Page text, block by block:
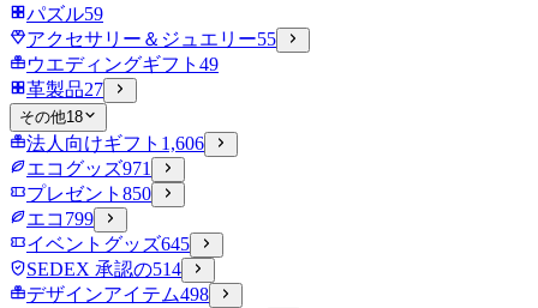
パズル59
アクセサリー＆ジュエリー55
ウエディングギフト 49
革製品27
その他18
法人向けギフト 1,606
エコグッズ971
プレゼント 850
エコ 799
イベントグッズ645
SEDEX 承認の514
デザインアイテム498